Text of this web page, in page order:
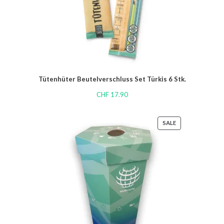
Tütenhüter Beutelverschluss Set Türkis 6 Stk.
CHF17.90
SALE